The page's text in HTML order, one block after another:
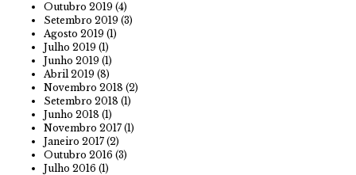
Outubro 2019 (4)
Setembro 2019 (3)
Agosto 2019 (1)
Julho 2019 (1)
Junho 2019 (1)
Abril 2019 (8)
Novembro 2018 (2)
Setembro 2018 (1)
Junho 2018 (1)
Novembro 2017 (1)
Janeiro 2017 (2)
Outubro 2016 (3)
Julho 2016 (1)